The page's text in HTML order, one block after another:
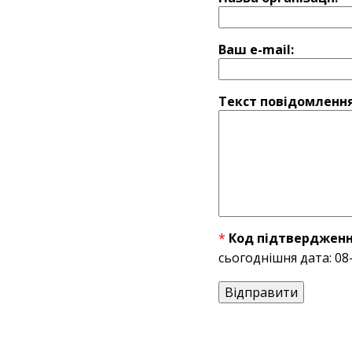
Ваш e-mail:
Текст
* Код
сьогоднішня дата: